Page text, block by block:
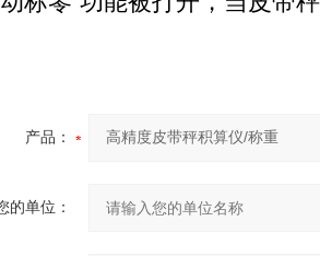
产品：
的单位：